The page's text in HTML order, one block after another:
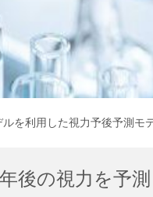
を利用した視力予後予測モ
後の視力を予